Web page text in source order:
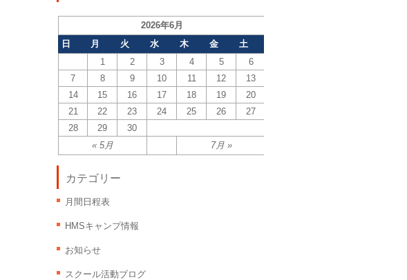
2026年6月
日
月 火 水 木 金 土
« 5月 7月 »
1 2 3 4 5
6
7
8 9 10 11 12
13
14
15 16 17 18 19
20
21
22 23 24 25 26
27
28
29 30
カテゴリー
月間日程表
HMSキャンプ情報
お知らせ
スクール活動ブログ